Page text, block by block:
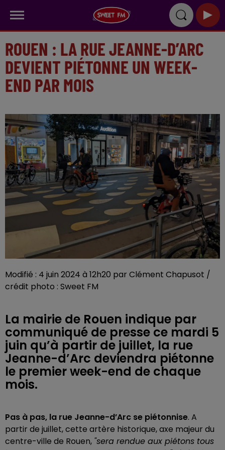
ROUEN : LA RUE JEANNE-D’ARC
DEVIENT PIÉTONNE UN WEEK-
END PAR MOIS
Modifié : 4 juin 2024 à 12h20 par Clément Chapusot /
crédit photo : Sweet FM
La mairie de Rouen indique par
communiqué de presse ce mardi 5
juin qu’à partir de juillet, la rue
Jeanne-d’Arc deviendra piétonne
le premier week-end de chaque
mois.
Pas à pas, la rue Jeanne-d’Arc se piétonnise. A
partir de juillet, cette artère historique, axe majeur du
centre-ville de Rouen, "sera rendue aux piétons tous